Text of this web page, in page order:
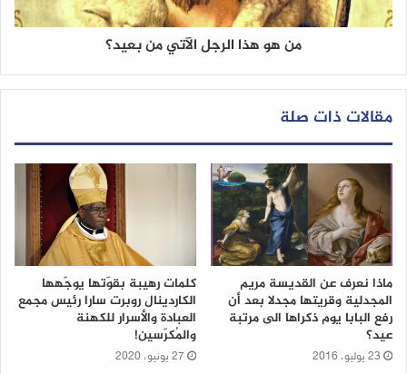
من هو هذا الرجل الآتي من بعيد؟
مقالات ذات صلة
ماذا نعرف عن القديسة مريم
المجدلية وقريتها مجدلا بعد أن
رفع البابا يوم ذكراها الى مرتبة
عيد؟
23 يوليو، 2016
كلمات رهيبة بقوّتها يوجّهها
الكاردينال روبرت سارا رئيس مجمع
العبادة والأسرار للكهنة
والمُكرّسين!
27 يونيو، 2020